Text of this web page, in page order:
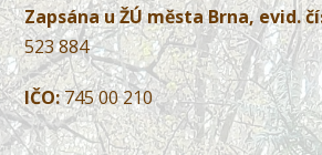
Zapsána u ŽÚ města Brna, evid.
523 884
IČO:745 00 210